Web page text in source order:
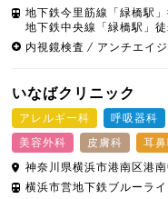
地下鉄今里筋線「緑橋駅
地下鉄中央線「緑橋駅」
内視鏡検査
アンチエイ
いなばクリニック
アレルギー科 呼吸器科
美容外科
皮膚科
耳
神奈川県横浜市港南区港
横浜市営地下鉄ブルーラ